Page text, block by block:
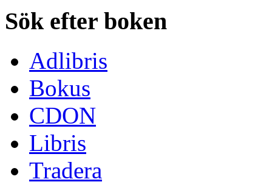
Sök efter boken
Adlibris
Bokus
CDON
Libris
Tradera